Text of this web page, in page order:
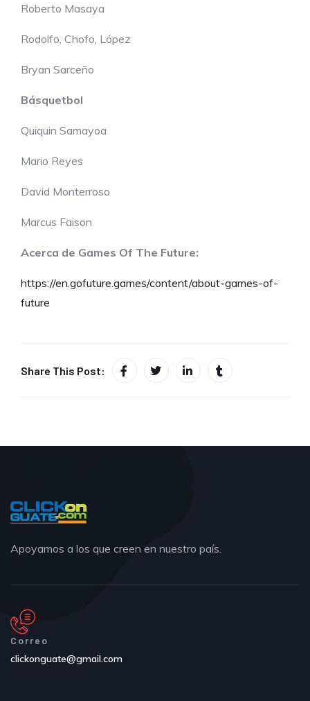
Roberto Masaya
Rodolfo, Chofo, López
Bryan Sarceño
Básquetbol
Quiquin Samayoa
Mario Reyes
David Monterroso
Marcus Faison
Acerca de Games Of The Future:
https://en.gofuture.games/content/about-games-of-
future
Share This Post:
Apoyamos a los que creen en nuestro país.
Correo
clickonguate@gmail.com